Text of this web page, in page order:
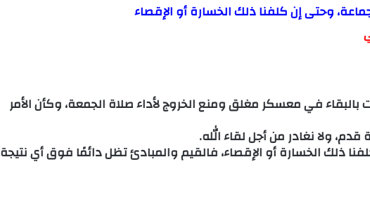
وحتى إن كلفنا ذلك الخسارة أو الإقصاء
في معسكر مغلق ومنع الخروج لأداء صلاة الجمعة، وكأن الأمر
ولا نغادر من أجل لقاء الله.
ذلك الخسارة أو الإقصاء، فالقيم والمبادئ تظل دائمًا فوق أي نتيجة